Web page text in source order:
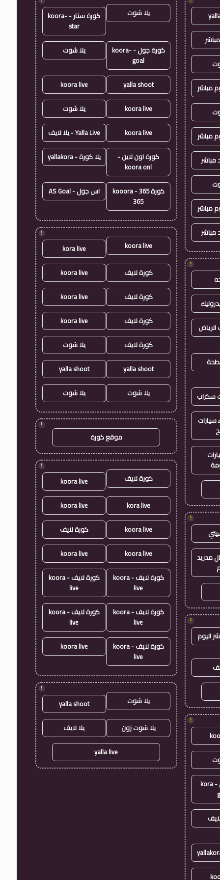
مباشر
مباشر
مباشر
مباشر
مباشر
!
سكراب
!
مدريد
!
اليوم
!
كورة جول - kora
يلا شوت
كورة ستار - koora-
star
كورة جول - koora-
goal
يلا شوت
yalla shoot
koora live
koora live يلا شوت
koora live Yalla Live - يلا لايف
كورة اون لاين -
koora onl
يلا كورة - yallakora
كورة 365 - kooora
365
اس جول - AS Goal
!
koora live
kora live
كورة لايف koora live
كورة لايف koora live
كورة لايف koora live
كورة لايف يلا شوت
yalla shoot
yalla shoot
يلا شوت يلا شوت
!
موقع كورة
!
كورة لايف koora live
kora live
koora live
koora live كورة لايف
koora live
koora live
كورة لايف - koora
live
كورة لايف - koora
live
كورة لايف - koora
live
كورة لايف - koora
live
كورة لايف - koora
live
koora live
!
يلا شوت yalla shoot
يلا شوت زون يلا لايف
yalla live